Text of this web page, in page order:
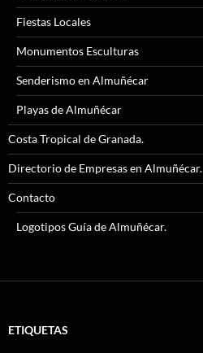
Fiestas Locales
Monumentos Esculturas
Senderismo en Almuñécar
Playas de Almuñécar
Costa Tropical de Granada.
Directorio de Empresas en Almuñécar.
Contacto
Logotipos Guía de Almuñécar.
ETIQUETAS